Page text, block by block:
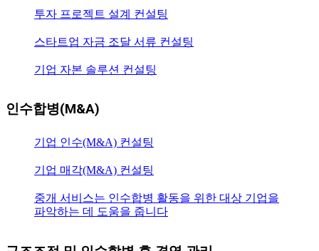
투자 프로젝트 설계 컨설팅
스타트업 자금 조달 서류 컨설팅
기업 자본 솔루션 컨설팅
인수합병(M&A)
기업 인수(M&A) 컨설팅
기업 매각(M&A) 컨설팅
중개 서비스는 인수합병 활동을 위한 대상 기업을
파악하는 데 도움을 줍니다